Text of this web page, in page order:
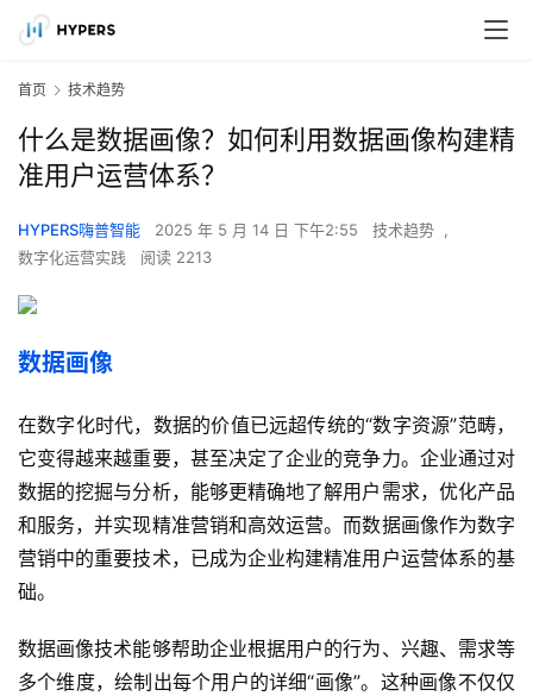
首页 技术趋势
什么是数据画像？如何利用数据画像构建精
准用户运营体系？
HYPERS嗨普智能 2025 年 5 月 14 日 下午2:55 技术趋势 ,
数字化运营实践
阅读 2213
数据画像
在数字化时代，数据的价值已远超传统的“数字资源”范畴，
它变得越来越重要，甚至决定了企业的竞争力。企业通过对
数据的挖掘与分析，能够更精确地了解用户需求，优化产品
和服务，并实现精准营销和高效运营。而数据画像作为数字
营销中的重要技术，已成为企业构建精准用户运营体系的基
础。
数据画像技术能够帮助企业根据用户的行为、兴趣、需求等
多个维度，绘制出每个用户的详细“画像”。这种画像不仅仅